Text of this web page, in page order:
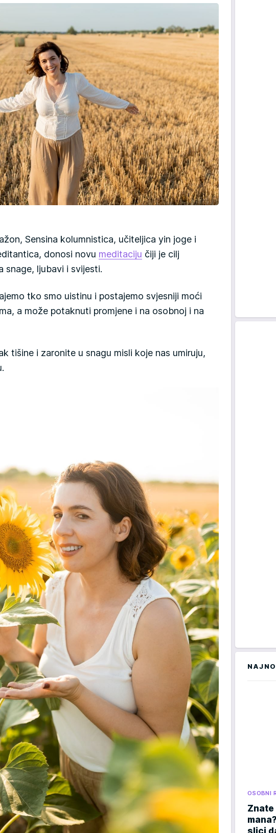
Sensina kolumnistica, učiteljica yin joge i
donosi novu meditaciju čiji je cilj
snage, ljubavi i svijesti.
tko smo uistinu i postajemo svjesniji moći
a može potaknuti promjene i na osobnoj i na
tišine i zaronite u snagu misli koje nas umiruju,
OSOBNI
Znate
slici